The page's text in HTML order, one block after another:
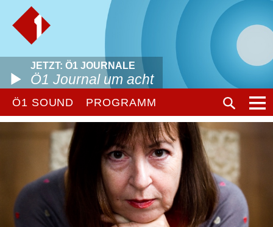
JETZT: Ö1 JOURNALE
Ö1 Journal um acht
Ö1 SOUND PROGRAMM